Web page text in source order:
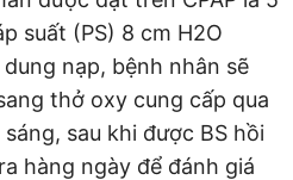
suất (PS) 8 cm H2O
nạp, bệnh nhân sẽ
thở oxy cung cấp qua
sau khi được BS hồi
hàng ngày để đánh giá